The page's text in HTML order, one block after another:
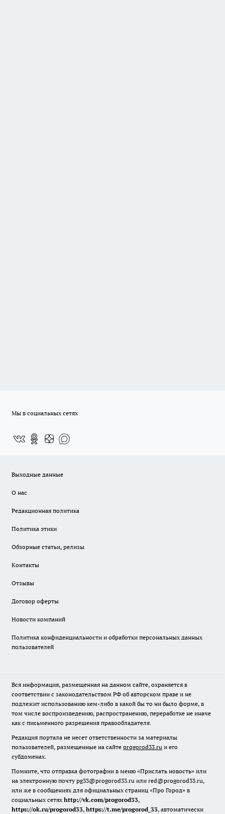
Мы в социальных сетях
Выходные данные
О нас
Редакционная политика
Политика этики
Обзорные статьи, релизы
Контакты
Отзывы
Договор оферты
Новости компаний
Политика конфиденциальности и обработки персональных данных
пользователей
Вся информация, размещенная на данном сайте, охраняется в
соответствии с законодательством РФ об авторском праве и не
подлежит использованию кем-либо в какой бы то ни было форме, в
том числе воспроизведению, распространению, переработке не иначе
как с письменного разрешения правообладателя.
Редакция портала не несет ответственности за материалы
пользователей, размещенные на сайте progorod33.ru и его
субдоменах.
Помните, что отправка фотографии в меню «Прислать новость» или
на электронную почту pg33@progorod33.ru или red@progorod33.ru,
или же в сообщениях для официальных страниц «Про Город» в
социальных сетях http://vk.com/progorod33,
https://ok.ru/progorod33, https://t.me/progorod_33, автоматически